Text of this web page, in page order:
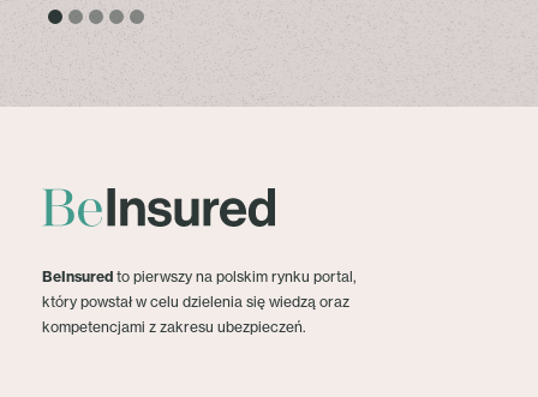
BeInsured to pierwszy na polskim rynku portal,
który powstał w celu dzielenia się wiedzą oraz
kompetencjami z zakresu ubezpieczeń.